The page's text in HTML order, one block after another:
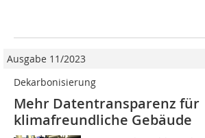
Ausgabe 11/2023
Dekarbonisierung
Mehr Datentransparenz für
klimafreundliche Gebäude